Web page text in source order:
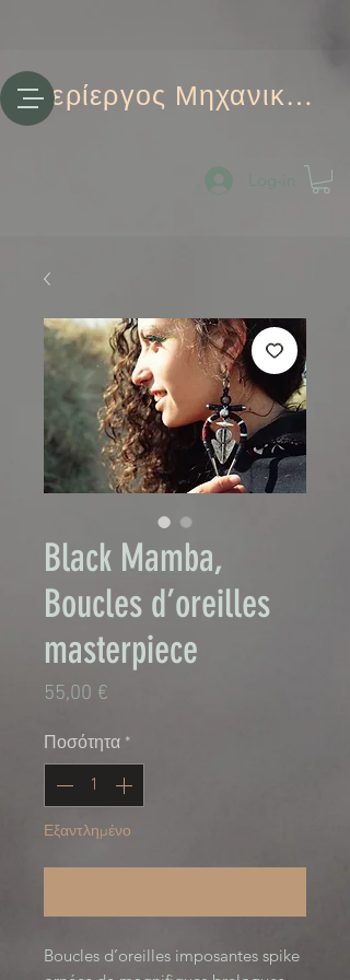
Περίεργος Μηχανικός
Log-in
Black Mamba,
Boucles d’oreilles
masterpiece
55,00 €
Ποσότητα *
Εξαντλημένο
Boucles d’oreilles imposantes spike